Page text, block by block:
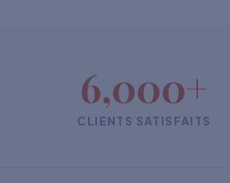
6,000+
CLIENTS SATISFAITS